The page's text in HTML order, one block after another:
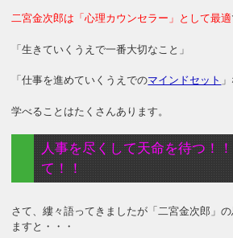
二宮金次郎は「心理カウンセラー」として最適
「生きていくうえで一番大切なこと」
「仕事を進めていくうえでのマインドセット
学べることはたくさんあります。
人事を尽くして天命を待つ！
て！！
さて、縷々語ってきましたが「二宮金次郎」
ますと・・・